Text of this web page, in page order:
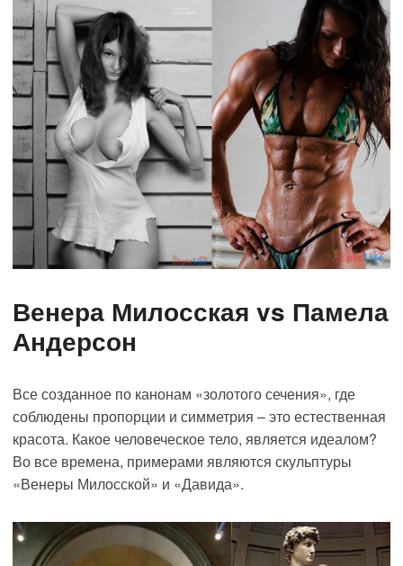
Венера Милосская vs Памела
Андерсон
Все созданное по канонам «золотого сечения», где
соблюдены пропорции и симметрия – это естественная
красота. Какое человеческое тело, является идеалом?
Во все времена, примерами являются скульптуры
«Венеры Милосской» и «Давида».